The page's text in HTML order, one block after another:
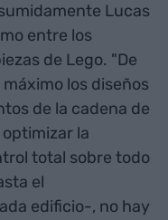
Lucas
entre los
de Lego. "De
los diseños
de la cadena de
la
total sobre todo
el
edificio-, no hay